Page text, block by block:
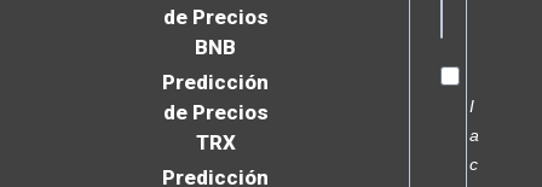
de Precios
BNB
Predicción
de Precios
TRX
Predicción
I
a
c